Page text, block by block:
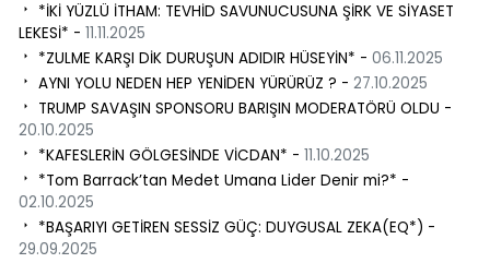
*İKİ YÜZLÜ İTHAM: TEVHİD SAVUNUCUSUNA ŞİRK VE SİYASET
LEKESİ* - 11.11.2025
*ZULME KARŞI DİK DURUŞUN ADIDIR HÜSEYİN* - 06.11.2025
AYNI YOLU NEDEN HEP YENİDEN YÜRÜRÜZ ? - 27.10.2025
TRUMP SAVAŞIN SPONSORU BARIŞIN MODERATÖRÜ OLDU -
20.10.2025
*KAFESLERİN GÖLGESİNDE VİCDAN* - 11.10.2025
*Tom Barrack’tan Medet Umana Lider Denir mi?* -
02.10.2025
*BAŞARIYI GETİREN SESSİZ GÜÇ: DUYGUSAL ZEKA(EQ*) -
29.09.2025